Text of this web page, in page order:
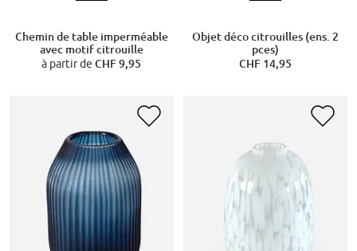
Chemin de table imperméable
avec motif citrouille
à partir deCHF 9,95
Objet déco citrouilles (ens. 2
pces)
CHF 14,95